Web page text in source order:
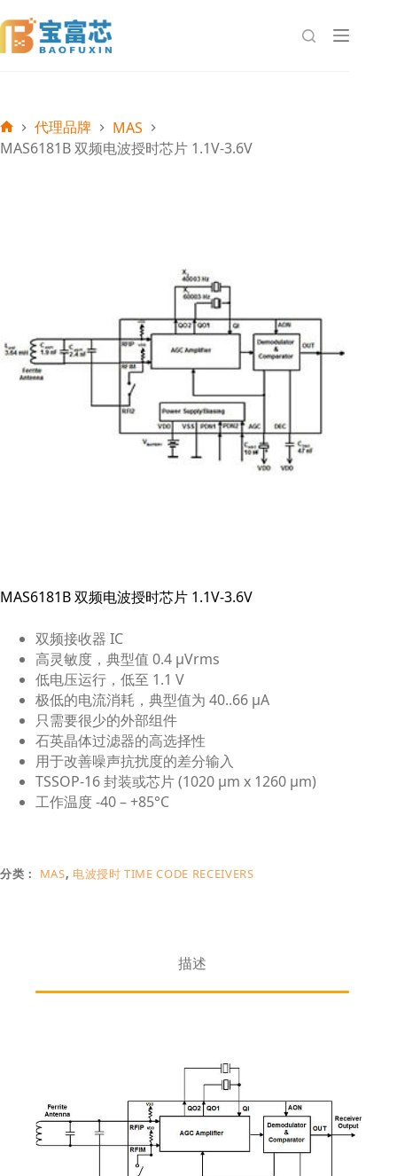
至
内
首
代理品牌
MAS
MAS6181B 双频电波授时芯片 1.1V-3.6V
MAS6181B 双频电波授时芯片 1.1V-3.6V
双频接收器 IC
高灵敏度，典型值 0.4 μVrms
低电压运行，低至 1.1 V
极低的电流消耗，典型值为 40..66 μA
只需要很少的外部组件
石英晶体过滤器的高选择性
用于改善噪声抗扰度的差分输入
TSSOP-16 封装或芯片 (1020 μm x 1260 μm)
工作温度 -40 – +85°C
分类： MAS, 电波授时 TIME CODE RECEIVERS
描述